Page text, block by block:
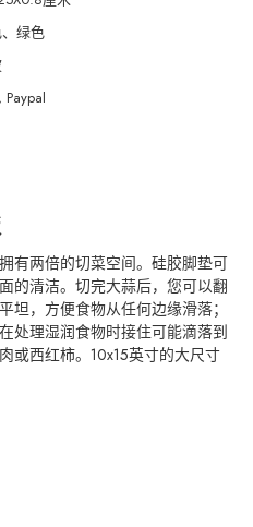
绿色
有两倍的切菜空间。硅胶脚垫可
的清洁。切完大蒜后，您可以翻
坦，方便食物从任何边缘滑落；
处理湿润食物时接住可能滴落到
或西红柿。10x15英寸的大尺寸